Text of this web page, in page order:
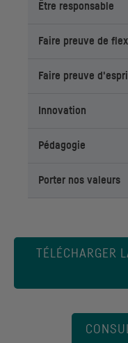
Être responsable
Faire preuve de
Faire preuve
Innovation
Pédagogie
Porter nos valeurs
TÉLÉCHARGER